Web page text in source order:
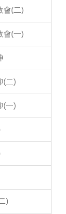
會(二)
會(一)
(二)
(一)
)